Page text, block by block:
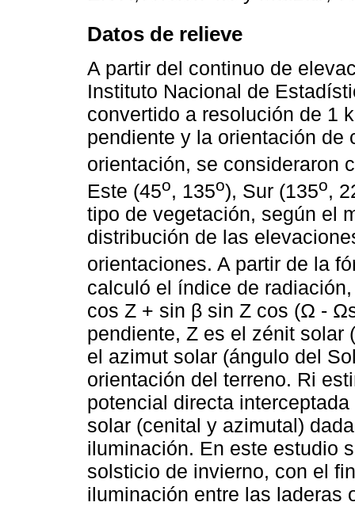
Datos de relieve
A partir del continuo de
Instituto Nacional de
convertido a resolución de 1
pendiente y la orientación de
orientación, se consideraron
Este (45o, 135o), Sur (135o,
tipo de vegetación, según el
distribución de las
orientaciones. A partir de la
calculó el índice de
cos Z + sin β sin Z cos (Ω -
pendiente, Z es el zénit
el azimut solar (ángulo del
orientación del terreno. Ri
potencial directa
solar (cenital y azimutal)
iluminación. En este estudio
solsticio de invierno, con el
iluminación entre las laderas